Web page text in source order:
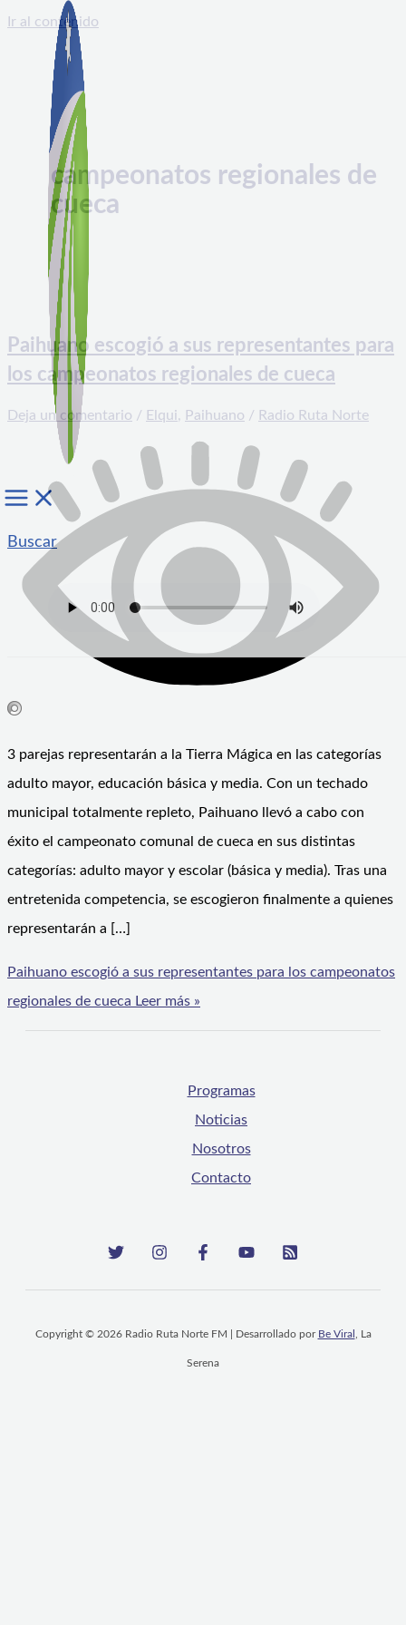
Ir al contenido
Buscar
campeonatos regionales de
cueca
Paihuano escogió a sus representantes para
los campeonatos regionales de cueca
Deja un comentario / Elqui, Paihuano / Radio Ruta Norte
3 parejas representarán a la Tierra Mágica en las categorías
adulto mayor, educación básica y media. Con un techado
municipal totalmente repleto, Paihuano llevó a cabo con
éxito el campeonato comunal de cueca en sus distintas
categorías: adulto mayor y escolar (básica y media). Tras una
entretenida competencia, se escogieron finalmente a quienes
representarán a […]
Paihuano escogió a sus representantes para los campeonatos
regionales de cueca Leer más »
Programas
Noticias
Nosotros
Contacto
Copyright © 2026 Radio Ruta Norte FM | Desarrollado por Be Viral , La
Serena